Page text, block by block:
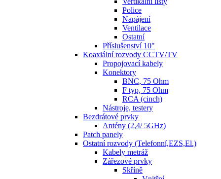
Police
Napájení
Ventilace
Ostatní
Příslušenství 10"
Koaxiální rozvody CCTV/TV
Propojovací kabely
Konektory
BNC, 75 Ohm
F typ, 75 Ohm
RCA (cinch)
Nástroje, testery
Bezdrátové prvky
Antény (2,4/ 5GHz)
Patch panely
Ostatní rozvody (Telefonní,EZS,El.)
Kabely metráž
Zářezové prvky
Skříně